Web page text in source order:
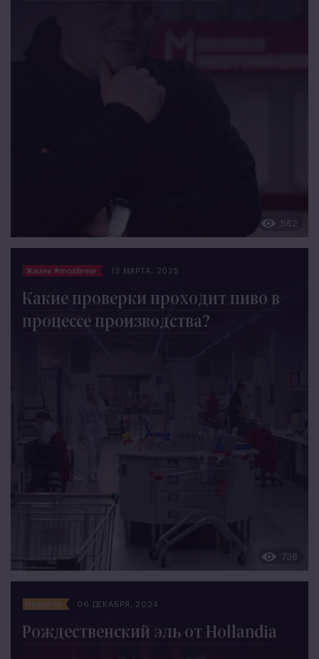
Новости 06 ДЕКАБРЯ, 2024
Рождественский эль от Hollandia
562
Жизнь #mosbrew 13 МАРТА, 2025
Какие проверки проходит пиво в
процессе производства?
738